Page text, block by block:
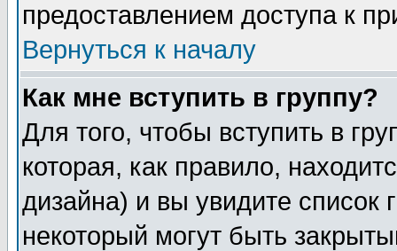
предоставлением доступа к
Вернуться к началу
Как мне вступить в группу?
Для того, чтобы вступить в
которая, как правило,
дизайна) и вы увидите список
некоторый могут быть